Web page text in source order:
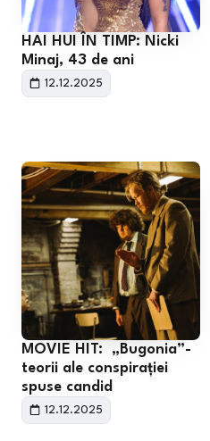
HAI HUI ÎN TIMP: Nicki
Minaj, 43 de ani
12.12.2025
MOVIE HIT: „Bugonia”-
teorii ale conspirației
spuse candid
12.12.2025